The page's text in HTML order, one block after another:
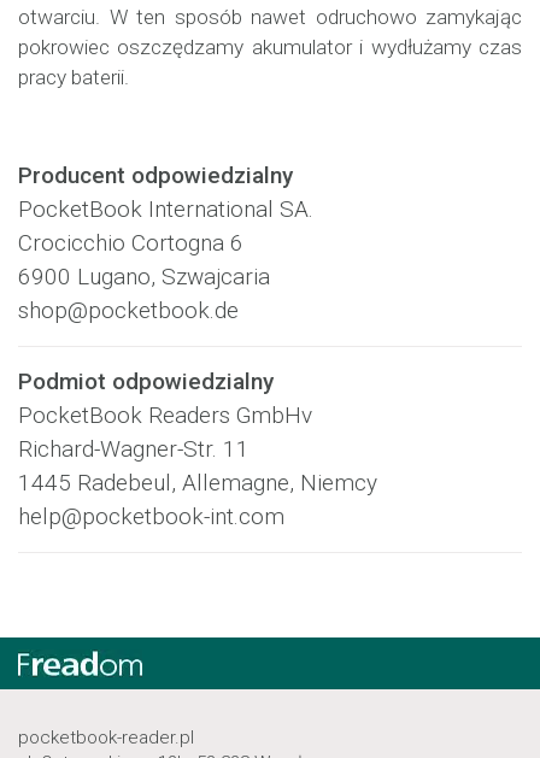
otwarciu. W ten sposób nawet odruchowo zamykając
pokrowiec oszczędzamy akumulator i wydłużamy czas
pracy baterii.
Producent odpowiedzialny
PocketBook International SA.
Crocicchio Cortogna 6
6900 Lugano, Szwajcaria
shop@pocketbook.de
Podmiot odpowiedzialny
PocketBook Readers GmbHv
Richard-Wagner-Str. 11
1445 Radebeul, Allemagne, Niemcy
help@pocketbook-int.com
pocketbook-reader.pl